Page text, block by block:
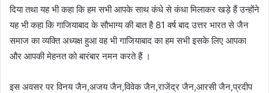
दिया तथा यह भी कहा कि हम सभी आपके साथ कंधे से कंधा मिलाकर खड़े हैं उन्होंने
यह भी कहा कि गाजियाबाद के सौभाग्य की बात है 81 वर्ष बाद उत्तर भारत से जैन
समाज का व्यक्ति अध्यक्ष हुआ वह भी गाजियाबाद का हम सभी इसके लिए आपका
और आपकी मेहनत को बारंबार नमन करते हैं ।
इस अवसर पर विनय जैन,अजय जैन,विवेक जैन,राजेंद्र जैन,आरसी जैन,प्रदीप